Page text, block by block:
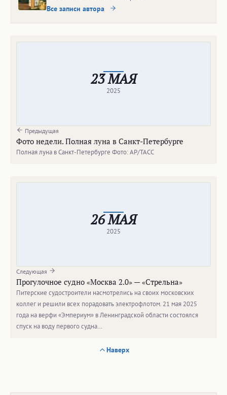
Все записи автора
23 МАЯ
2025
Предыдущая
Фото недели. Полная луна в Санкт-Петербурге
Полная луна в Санкт-Петербурге Фото: АР/ТАСС
26 МАЯ
2025
Следующая
Прогулочное судно «Москва 2.0» — «Стрельна»
Питерские судостроители насмотрелись на своих московских
коллег и решили всех порадовать электрофлотом. 21 мая 2025
года на верфи «Эмпериум» в Ленинградской области состоялся
спуск на воду первого судна…
Наверх